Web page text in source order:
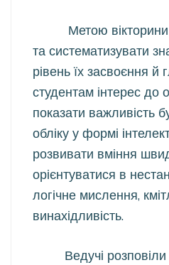
Метою вікторини
та систематизувати
рівень їх засвоєння
студентам інтерес до
показати важливість
обліку у формі
розвивати вміння
орієнтуватися в
логічне мислення,
винахідливість.
Ведучі розповіли